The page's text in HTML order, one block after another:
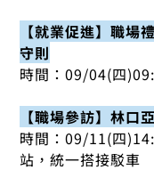
【就業促進】職場
守則
時間：09/04(四
【職場參訪】林口
時間：09/11(四
站，統一搭接駁車